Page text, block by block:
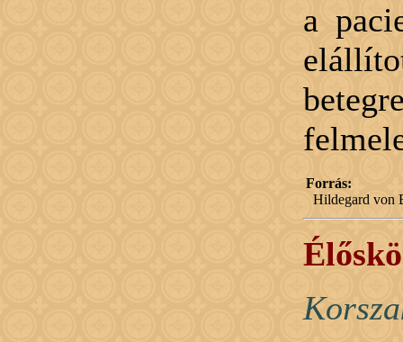
a
Forrás:
Hildegard von